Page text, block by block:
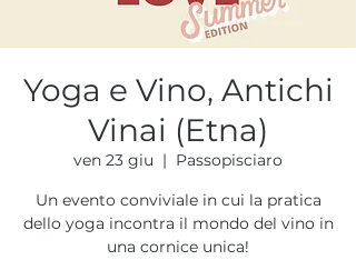
Yoga e Vino, Antichi
Vinai (Etna)
ven 23 giu
  |
Passopisciaro
Un evento conviviale in cui la pratica
dello yoga incontra il mondo del vino in
una cornice unica!